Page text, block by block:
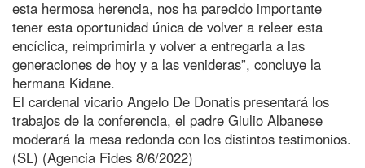
esta hermosa herencia, nos ha parecido importante
tener esta oportunidad única de volver a releer esta
encíclica, reimprimirla y volver a entregarla a las
generaciones de hoy y a las venideras”, concluye la
hermana Kidane.
El cardenal vicario Angelo De Donatis presentará los
trabajos de la conferencia, el padre Giulio Albanese
moderará la mesa redonda con los distintos testimonios.
(SL) (Agencia Fides 8/6/2022)